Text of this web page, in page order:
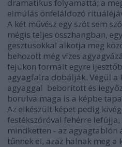
dramatikus folyamattá; a
elmúlás önfeláldozó
A két művész egy szót sem
mégis teljes összhangban,
gesztusokkal alkotja meg
behozott még vizes
fejükön formált egyre
agyagfalra dobálják. Végül a
agyaggal beborított és
borulva maga is a képbe
Az elkészült képet pedig
festékszóróval fehérre lefújja,
mindketten - az
tűnnek el, azaz halnak meg a